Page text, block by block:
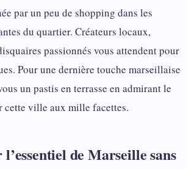
par un peu de shopping dans les
du quartier. Créateurs locaux,
passionnés vous attendent pour
Pour une dernière touche marseillaise
un pastis en terrasse en admirant le
cette ville aux mille facettes.
de Marseille sans